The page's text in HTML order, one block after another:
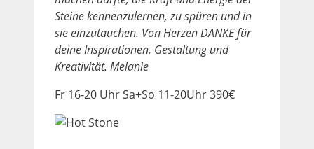
Steine kennenzulernen, zu spüren und in
sie einzutauchen. Von Herzen DANKE für
deine Inspirationen, Gestaltung und
Kreativität. Melanie
Fr 16-20 Uhr Sa+So 11-20Uhr 390€